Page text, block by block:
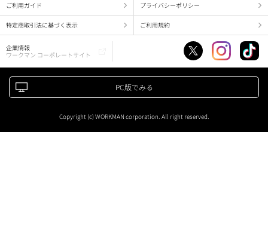
ご利用ガイド プライバシーポリシー
特定商取引法に基づく表示 ご利用規約
企業情報
ワークマン コーポレートサイト
PC版でみる
Copyright (c) WORKMAN corporation. All right reserved.